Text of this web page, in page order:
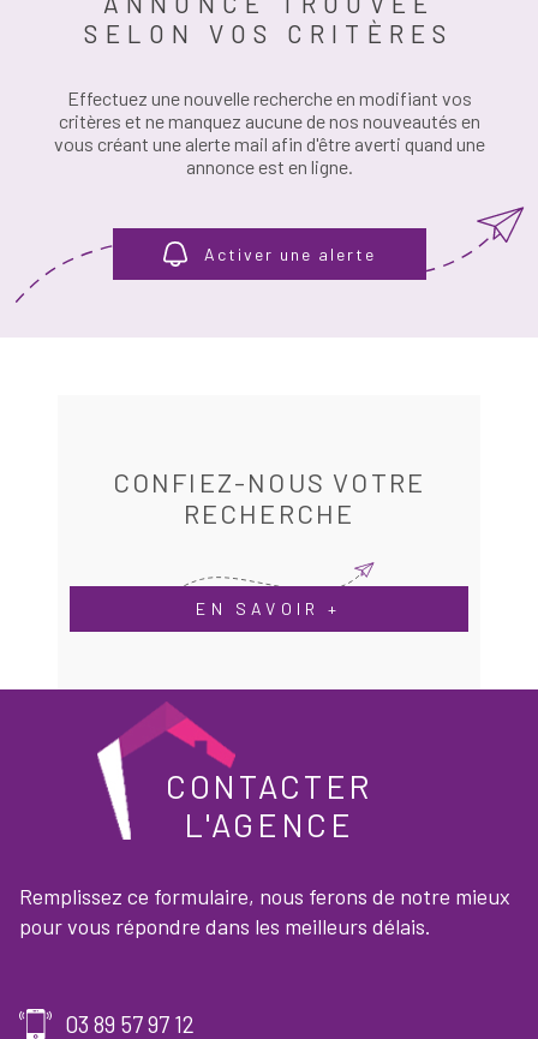
ESTIMATION
ALERTE E-
AVIS CLIENT
SELON VOS CRITÈRES
Effectuez une nouvelle recherche en modifiant vos
critères et ne manquez aucune de nos nouveautés en
vous créant une alerte mail afin d'être averti quand une
annonce est en ligne.
Activer une alerte
CONFIEZ-NOUS VOTRE
RECHERCHE
EN SAVOIR +
CONTACTER
L'AGENCE
Remplissez ce formulaire, nous ferons de notre mieux
pour vous répondre dans les meilleurs délais.
03 89 57 97 12
PLUS DE CRITÈRES